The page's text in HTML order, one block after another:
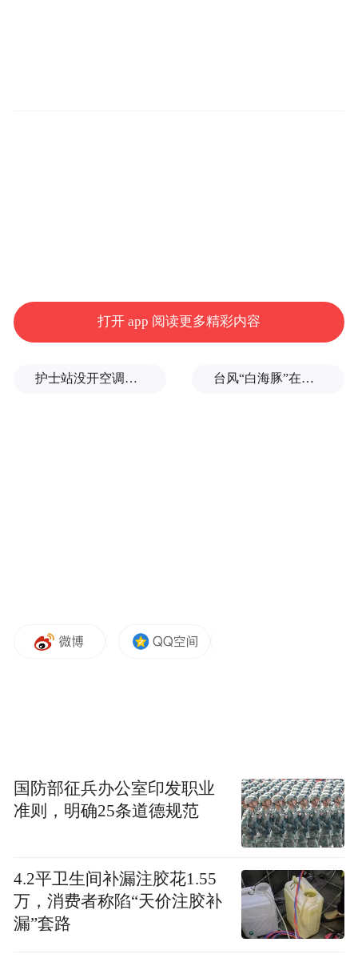
尔及安德鲁·加菲尔德两代蜘蛛侠，在新一代
战衣中融入历代战衣的经典元素。同时为深
定，制作团队决定回归“手搓装备”的原生模
打开 app 阅读更多精彩内容
护士站没开空调、全员向领导打招呼被表扬？上海一民营医院回应 台风“白海豚”在浙江乐清二次登陆
国防部征兵办公室印发职业
准则，明确25条道德规范
4.2平卫生间补漏注胶花1.55
万，消费者称陷“天价注胶补
漏”套路